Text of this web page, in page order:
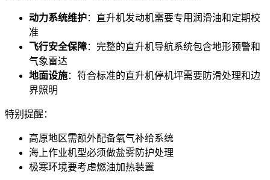
动力系统维护：直升机发动机需要专用润滑油和定期校
准
飞行安全保障：完整的直升机导航系统包含地形预警和
气象雷达
地面设施：符合标准的直升机停机坪需要防滑处理和边
界照明
特别提醒：
高原地区需额外配备氧气补给系统
海上作业机型必须做盐雾防护处理
极寒环境要考虑燃油加热装置